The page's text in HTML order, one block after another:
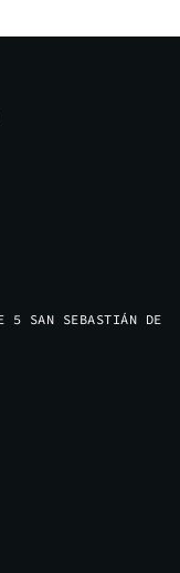
5 SAN SEBASTIÁN DE